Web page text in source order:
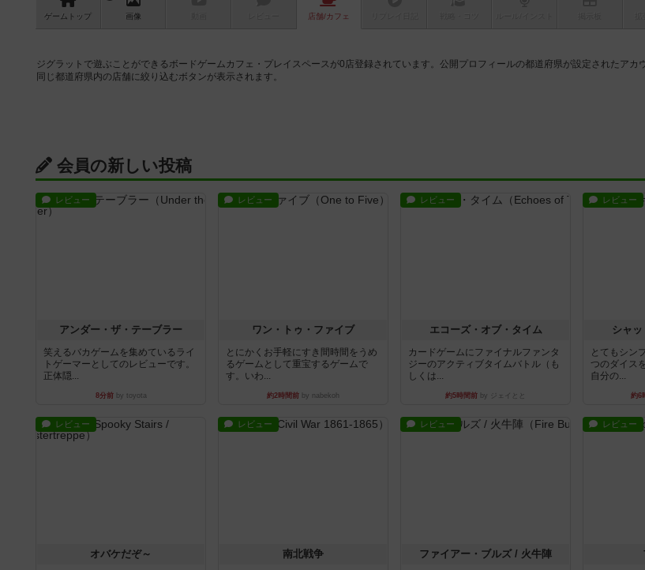
ゲーム トップ 画像 店舗/カフェ
ジグラットで遊ぶことができるボードゲームカフェ・プレイスペースが0店登録されています。公開プロフィールの都道府県が設定されたアカ
同じ都道府県内の店舗に絞り込むボタンが表示されます。
会員の新しい投稿
レビュー
アンダー・ザ・テーブラー
笑えるバカゲームを集めているライ
トゲーマーとしてのレビューです。
正体隠...
8分前by toyota
レビュー
ワン・トゥ・ファイブ
とにかくお手軽にすき間時間をうめ
るゲームとして重宝するゲームで
す。いわ...
約2時間前 by nabekoh
レビュー
エコーズ・オブ・タイム
カードゲームにファイナルファンタ
ジーのアクティブタイムバトル（も
しくは...
約5時間前 by ジェイとと
レビュー
シャ
とてもシン
つのダイス
自分の...
約6
レビュー
オバケだぞ～
レビュー
南北戦争
レビュー
ファイアー・ブルズ / 火牛陣
レビュー